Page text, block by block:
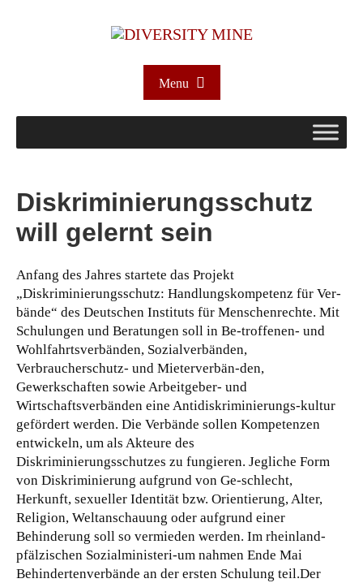
Menu
Diskriminierungsschutz
will gelernt sein
Anfang des Jahres startete das Projekt
„Diskriminierungsschutz: Handlungskompetenz für Ver-
bände“ des Deutschen Instituts für Menschenrechte. Mit
Schulungen und Beratungen soll in Be-troffenen- und
Wohlfahrtsverbänden, Sozialverbänden,
Verbraucherschutz- und Mieterverbän-den,
Gewerkschaften sowie Arbeitgeber- und
Wirtschaftsverbänden eine Antidiskriminierungs-kultur
gefördert werden. Die Verbände sollen Kompetenzen
entwickeln, um als Akteure des
Diskriminierungsschutzes zu fungieren. Jegliche Form
von Diskriminierung aufgrund von Ge-schlecht,
Herkunft, sexueller Identität bzw. Orientierung, Alter,
Religion, Weltanschauung oder aufgrund einer
Behinderung soll so vermieden werden. Im rheinland-
pfälzischen Sozialministeri-um nahmen Ende Mai
Behindertenverbände an der ersten Schulung teil.Der